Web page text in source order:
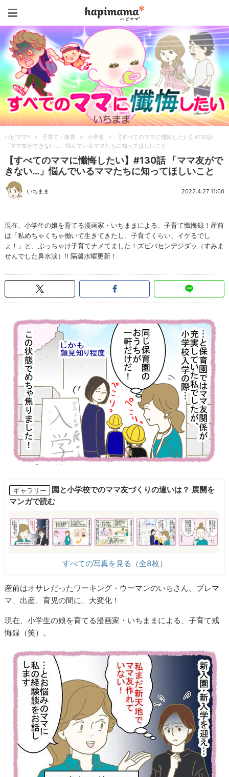
ハピママ* > 子育て・教育 > 小学生 >
【すべてのママに懺悔したい】#130話
「ママ友ができない…」悩んでいるママたちに知ってほしいこと
【すべてのママに懺悔したい】#130話 「ママ友がで
きない…」悩んでいるママたちに知ってほしいこと
いちまま 2022.4.27 11:00
現在、小学生の娘を育てる漫画家・いちままによる、子育て懺悔録！産前
は「私めちゃくちゃ働いて生きてきたし、子育てくらい、イケるでし
ょ！」と、ぶっちゃけ子育てナメてました！ズビバセンデジダッ（すみま
せんでした鼻水涙）!! 隔週水曜更新！
ギャラリー
園と小学校でのママ友づくりの違いは？ 展開を
マンガで読む
すべての写真を見る（全8枚）
産前はオサレだったワーキング・ウーマンのいちさん、プレマ
マ、出産、育児の間に、大変化！
現在、小学生の娘を育てる漫画家・いちままによる、子育て戒
悔録（笑）。